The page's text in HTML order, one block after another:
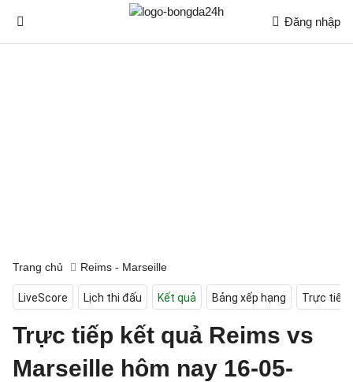
Đăng nhập
Trang chủ Reims - Marseille
LiveScore Lịch thi đấu Kết quả Bảng xếp hạng Trực tiếp
Trực tiếp kết quả Reims vs
Marseille hôm nay 16-05-